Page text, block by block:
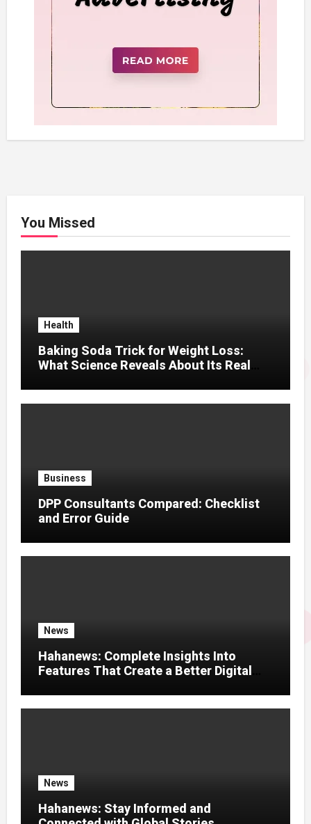
You Missed
Health
Baking Soda Trick for Weight Loss:
What Science Reveals About Its Real
Business
DPP Consultants Compared: Checklist
and Error Guide
News
Hahanews: Complete Insights Into
Features That Create a Better Digital
News
Hahanews: Stay Informed and